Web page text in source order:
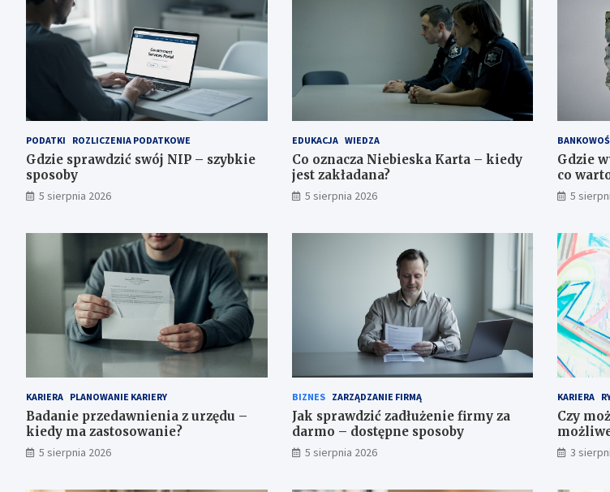
PODATKI ROZLICZENIA PODATKOWE
Gdzie sprawdzić swój NIP – szybkie
sposoby
5 sierpnia 2026
EDUKACJA WIEDZA
Co oznacza Niebieska Karta – kiedy
jest zakładana?
5 sierpnia 2026
Gdzie
co
5
KARIERA PLANOWANIE KARIERY
Badanie przedawnienia z urzędu –
kiedy ma zastosowanie?
5 sierpnia 2026
BIZNES ZARZĄDZANIE FIRMĄ
Jak sprawdzić zadłużenie firmy za
darmo – dostępne sposoby
5 sierpnia 2026
KARIERA
Czy
3